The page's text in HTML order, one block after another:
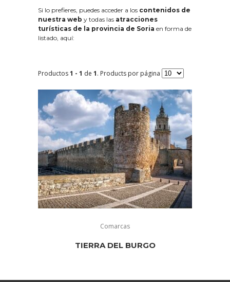
Si lo prefieres, puedes acceder a los contenidos de
nuestra web y todas las atracciones
turísticas de la provincia de Soria en forma de
listado, aquí:
Productos1 - 1 de 1. Products por página
Comarcas
TIERRA DEL BURGO